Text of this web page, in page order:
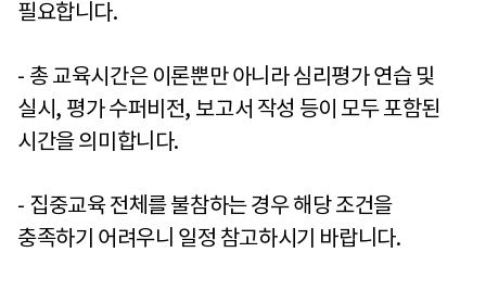
필요합니다.
- 총 교육시간은 이론뿐만 아니라 심리평가 연습 및
실시 , 평가 수퍼비전, 보고서 작성 등이 모두 포함된
시간을 의미합니다.
- 집중교육 전체를 불참하는 경우 해당 조건을
충족하기 어려우니 일정 참고하시기 바랍니다.